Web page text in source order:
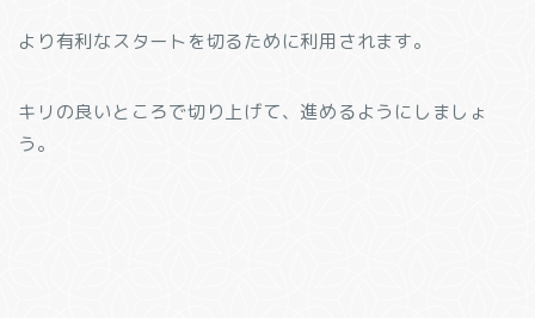
より有利なスタートを切るために利用されます。
キリの良いところで切り上げて、進めるようにしましょ
う。